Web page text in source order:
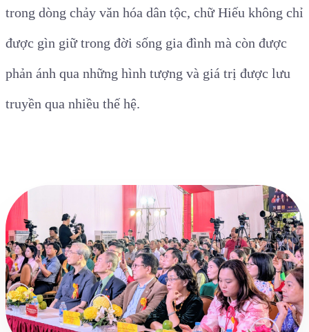
trong dòng chảy văn hóa dân tộc, chữ Hiếu không chỉ
được gìn giữ trong đời sống gia đình mà còn được
phản ánh qua những hình tượng và giá trị được lưu
truyền qua nhiều thế hệ.